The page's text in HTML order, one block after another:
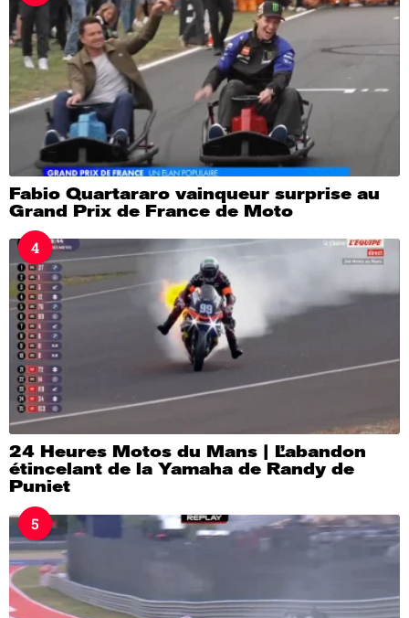
Fabio Quartararo vainqueur surprise au
Grand Prix de France de Moto
4
24 Heures Motos du Mans | L’abandon
étincelant de la Yamaha de Randy de
Puniet
5